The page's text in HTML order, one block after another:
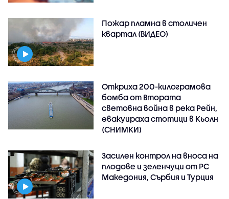
Пожар пламна в столичен
квартал (ВИДЕО)
Откриха 200-килограмова
бомба от Втората
световна война в река Рейн,
евакуираха стотици в Кьолн
(СНИМКИ)
Засилен контрол на вноса на
плодове и зеленчуци от РС
Македония, Сърбия и Турция